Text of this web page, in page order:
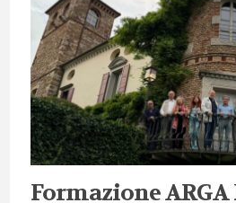
Formazione ARGA